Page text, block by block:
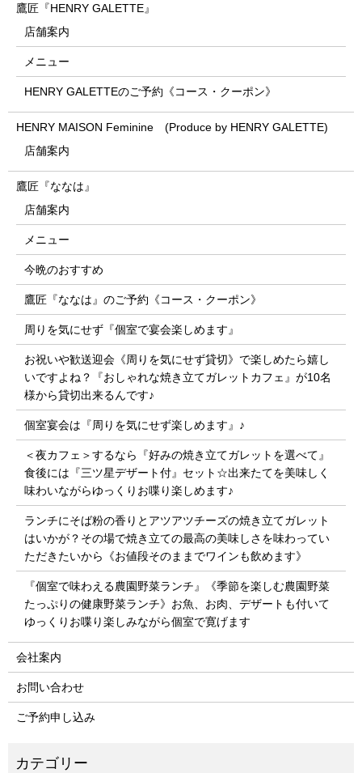
鷹匠『HENRY GALETTE』
店舗案内
メニュー
HENRY GALETTEのご予約《コース・クーポン》
HENRY MAISON Feminine (Produce by HENRY GALETTE)
店舗案内
鷹匠『ななは』
店舗案内
メニュー
今晩のおすすめ
鷹匠『ななは』のご予約《コース・クーポン》
周りを気にせず『個室で宴会楽しめます』
お祝いや歓送迎会《周りを気にせず貸切》で楽しめたら嬉し
いですよね？『おしゃれな焼き立てガレットカフェ』が10名
様から貸切出来るんです♪
個室宴会は『周りを気にせず楽しめます』♪
＜夜カフェ＞するなら『好みの焼き立てガレットを選べて』
食後には『三ツ星デザート付』セット☆出来たてを美味しく
味わいながらゆっくりお喋り楽しめます♪
ランチにそば粉の香りとアツアツチーズの焼き立てガレット
はいかが？その場で焼き立ての最高の美味しさを味わってい
ただきたいから《お値段そのままでワインも飲めます》
『個室で味わえる農園野菜ランチ』《季節を楽しむ農園野菜
たっぷりの健康野菜ランチ》お魚、お肉、デザートも付いて
ゆっくりお喋り楽しみながら個室で寛げます
会社案内
お問い合わせ
ご予約申し込み